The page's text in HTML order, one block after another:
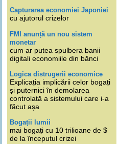
Capturarea economiei Japoniei
cu ajutorul crizelor
FMI anunță un nou sistem
monetar
cum ar putea spulbera banii
digitali economiile din bănci
Logica distrugerii economice
Explicația implicării celor bogați
și puternici în demolarea
controlată a sistemului care i-a
făcut așa
Bogații lumii
mai bogați cu 10 trilioane de $
de la începutul crizei